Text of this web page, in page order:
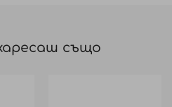
също